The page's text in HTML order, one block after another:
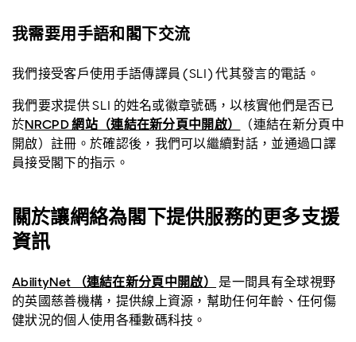
我需要用手語和閣下交流
我們接受客戶使用手語傳譯員 (SLI) 代其發言的電話。
我們要求提供 SLI 的姓名或徽章號碼，以核實他們是否已
於NRCPD 網站（連結在新分頁中開啟）
（連結在新分頁中
開啟）註冊。於確認後，我們可以繼續對話，並通過口譯
員接受閣下的指示。
關於讓網絡為閣下提供服務的更多支援
資訊
AbilityNet （連結在新分頁中開啟）
是一間具有全球視野
的英國慈善機構，提供線上資源，幫助任何年齡、任何傷
健狀況的個人使用各種數碼科技。